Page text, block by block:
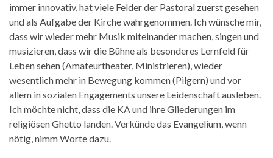
immer innovativ, hat viele Felder der Pastoral zuerst gesehen
und als Aufgabe der Kirche wahrgenommen. Ich wünsche mir,
dass wir wieder mehr Musik miteinander machen, singen und
musizieren, dass wir die Bühne als besonderes Lernfeld für
Leben sehen (Amateurtheater, Ministrieren), wieder
wesentlich mehr in Bewegung kommen (Pilgern) und vor
allem in sozialen Engagements unsere Leidenschaft ausleben.
Ich möchte nicht, dass die KA und ihre Gliederungen im
religiösen Ghetto landen. Verkünde das Evangelium, wenn
nötig, nimm Worte dazu.